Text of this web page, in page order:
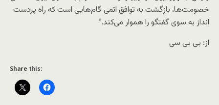
خصومت‌ها، بازگشت به توافق اتمی گام‌هایی است که راه پردست
انداز به سوی گفتگو را هموار می‌کند.”
از: بی بی سی
Share this: